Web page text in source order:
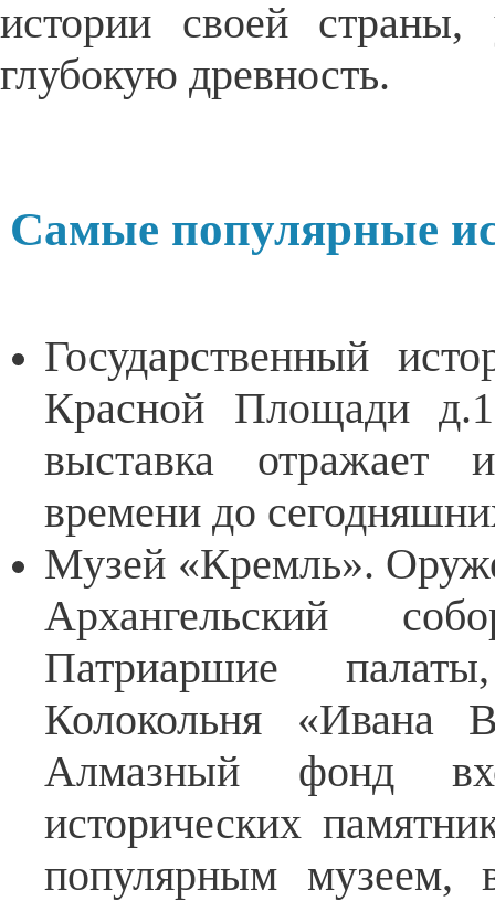
истории своей
глубокую древность.
Самые популярные
Государственный
Красной Площади
выставка отражает
времени до
Музей «Кремль».
Архангельский
Патриаршие
Колокольня «Ивана
Алмазный фонд
исторических
популярным музеем,